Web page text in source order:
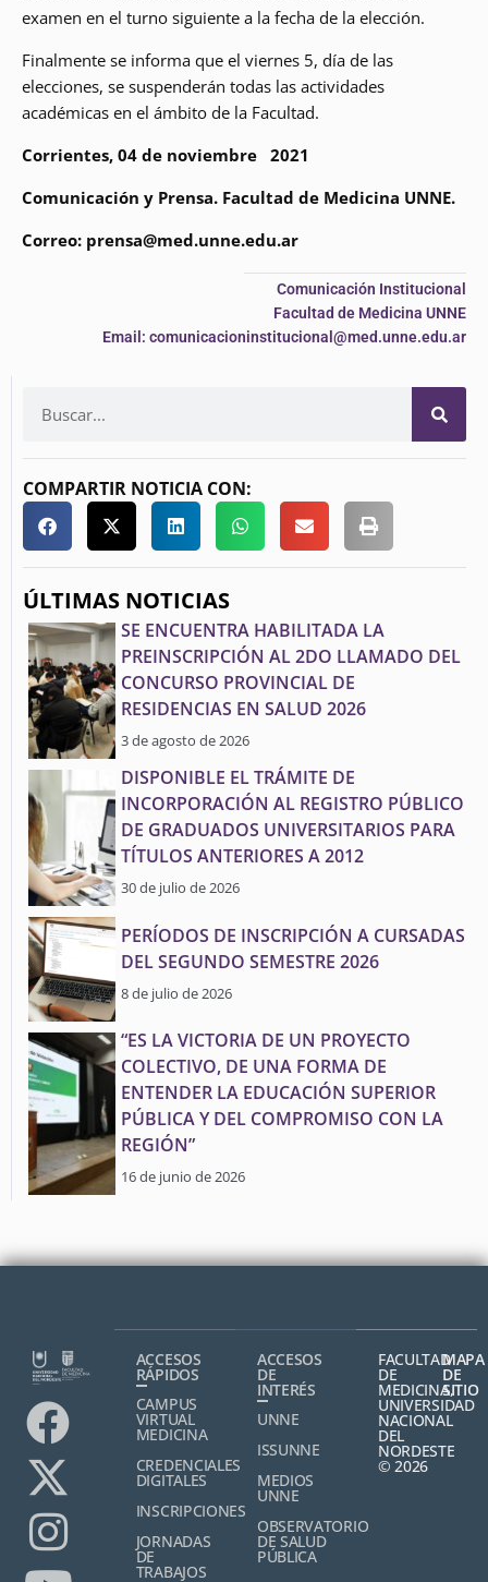
examen en el turno siguiente a la fecha de la elección.
Finalmente se informa que el viernes 5, día de las
elecciones, se suspenderán todas las actividades
académicas en el ámbito de la Facultad.
Corrientes, 04 de noviembre 2021
Comunicación y Prensa. Facultad de Medicina UNNE.
Correo: prensa@med.unne.edu.ar
Comunicación Institucional
Facultad de Medicina UNNE
Email: comunicacioninstitucional@med.unne.edu.ar
COMPARTIR NOTICIA CON:
ÚLTIMAS NOTICIAS
SE ENCUENTRA HABILITADA LA
PREINSCRIPCIÓN AL 2DO LLAMADO DEL
CONCURSO PROVINCIAL DE
RESIDENCIAS EN SALUD 2026
3 de agosto de 2026
DISPONIBLE EL TRÁMITE DE
INCORPORACIÓN AL REGISTRO PÚBLICO
DE GRADUADOS UNIVERSITARIOS PARA
TÍTULOS ANTERIORES A 2012
30 de julio de 2026
PERÍODOS DE INSCRIPCIÓN A CURSADAS
DEL SEGUNDO SEMESTRE 2026
8 de julio de 2026
“ES LA VICTORIA DE UN PROYECTO
COLECTIVO, DE UNA FORMA DE
ENTENDER LA EDUCACIÓN SUPERIOR
PÚBLICA Y DEL COMPROMISO CON LA
REGIÓN”
16 de junio de 2026
ACCESOS
RÁPIDOS
CAMPUS
VIRTUAL
MEDICINA
CREDENCIALES
DIGITALES
INSCRIPCIONES
JORNADAS
DE
TRABAJOS
ACCESOS
DE
INTERÉS
UNNE
ISSUNNE
MEDIOS
UNNE
OBSERVATORIO
DE SALUD
PÚBLICA
FACULTAD
DE
MEDICINA,
UNIVERSIDAD
NACIONAL
DEL
NORDESTE
© 2026
MAPA
DE
SITIO